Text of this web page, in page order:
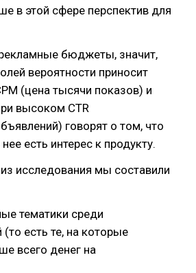
в этой сфере перспектив для
бюджеты, значит,
вероятности приносит
(цена тысячи показов) и
высоком CTR
говорят о том, что
есть интерес к продукту.
исследования мы составили
тематики среди
есть те, на которые
всего денег на